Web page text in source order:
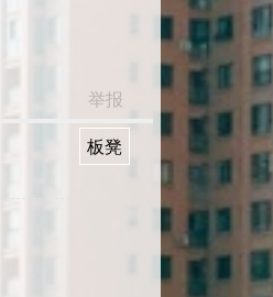
举报
板凳